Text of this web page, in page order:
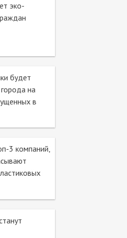
эко-
будет
на
в
3 компаний,